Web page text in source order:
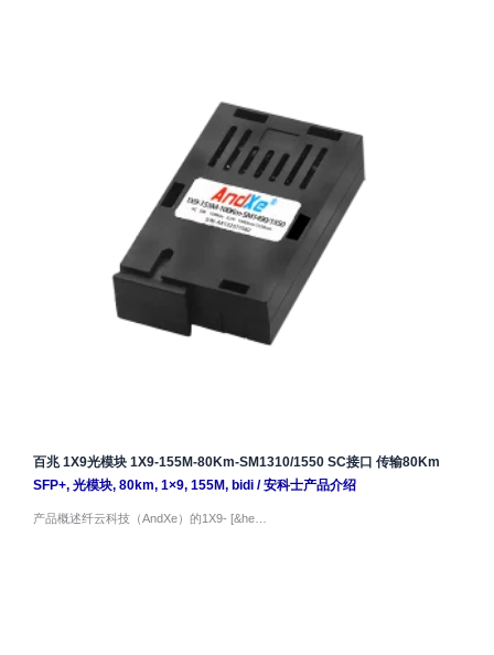
百兆 1X9光模块 1X9-155M-80Km-SM1310/1550 SC接口 传输80Km
SFP+, 光模块, 80km, 1×9, 155M, bidi/安科士产品介绍
产品概述纤云科技（AndXe）的1X9- [&he…